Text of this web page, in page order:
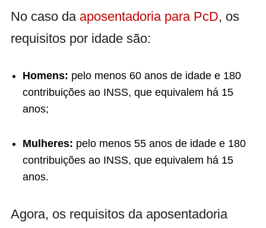
No caso da aposentadoria para PcD, os
requisitos por idade são:
Homens: pelo menos 60 anos de idade e 180
contribuições ao INSS, que equivalem há 15
anos;
Mulheres: pelo menos 55 anos de idade e 180
contribuições ao INSS, que equivalem há 15
anos.
Agora, os requisitos da aposentadoria